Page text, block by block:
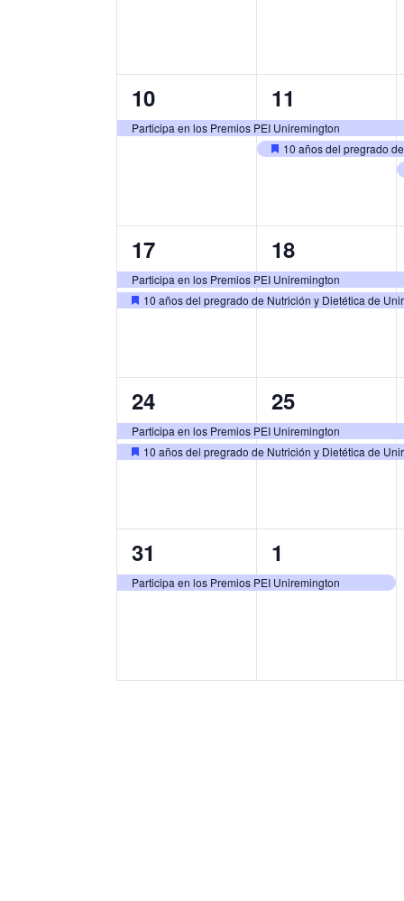
1
evento,
10
Participa en los Premios PEI Uniremington
2
eventos,
11
Destacado
10 años del pregrado
2
eventos,
17
Participa en los Premios PEI Uniremington
Destacado
10 años del pregrado de Nutrición y Dietética de
2
eventos,
18
2
eventos,
24
Participa en los Premios PEI Uniremington
Destacado
10 años del pregrado de Nutrición y Dietética de
2
eventos,
25
1
evento,
31
Participa en los Premios PEI Uniremington
1
evento,
1